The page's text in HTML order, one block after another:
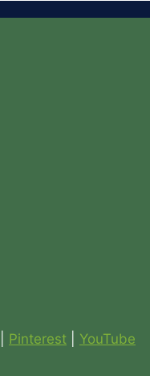
Pinterest
YouTube